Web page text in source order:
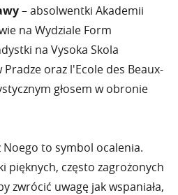
– absolwentki Akademii
na Wydziale Form
na Vysoka Skola
oraz l'Ecole des Beaux-
głosem w obronie
to symbol ocalenia.
pięknych, często zagrożonych
zwrócić uwagę jak wspaniała,